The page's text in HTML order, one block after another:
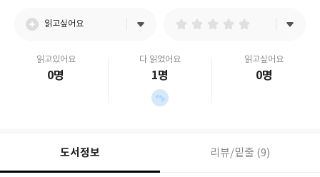
읽고싶어요
읽고있어요
0명
다 읽었어요
1명
읽고싶어요
0명
도서정보 리뷰/밑줄 (9)